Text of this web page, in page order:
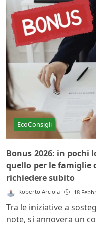
EcoConsigli
Bonus 2026: in pochi
quello per le famiglie
richiedere subito
Roberto Arciola 18
Tra le iniziative a
note, si annovera un